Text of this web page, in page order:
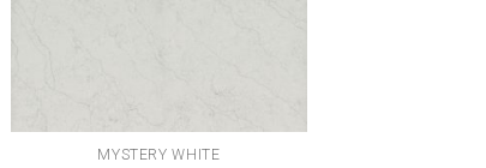
MYSTERY WHITE